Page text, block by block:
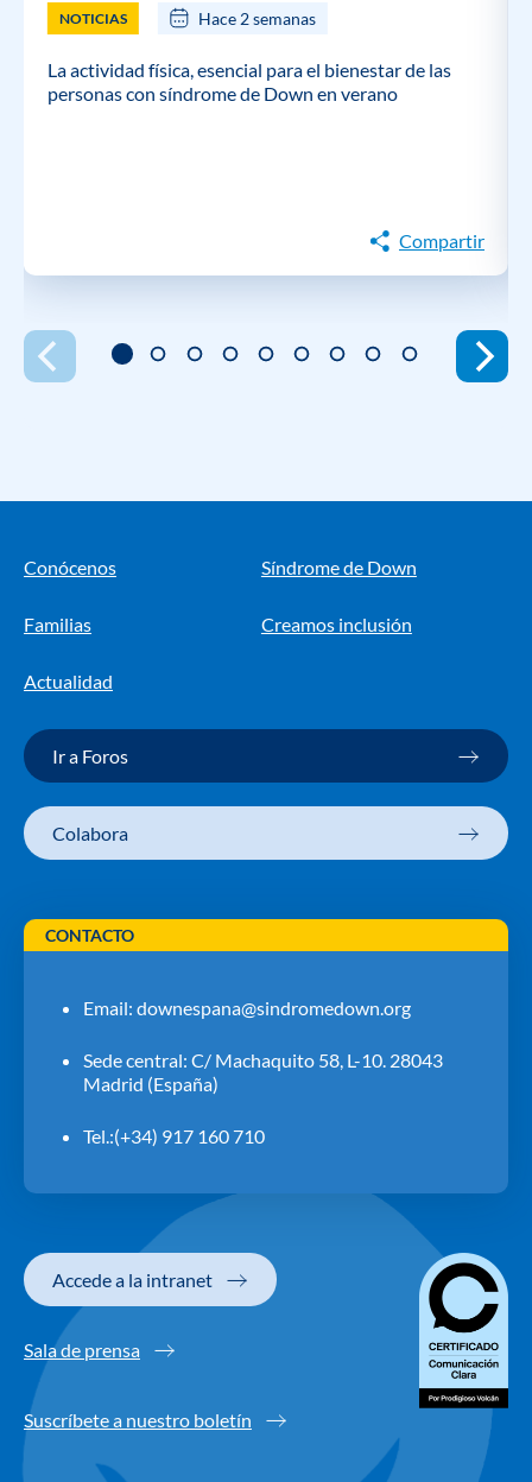
NOTICIAS Hace 2 semanas
La actividad física, esencial para el bienestar de las
personas con síndrome de Down en verano
Compartir
Conócenos Síndrome de Down
Familias Creamos inclusión
Actualidad
Ir a Foros
Colabora
CONTACTO
Email: downespana@sindromedown.org
Sede central: C/ Machaquito 58, L-10. 28043
Madrid (España)
Tel.:(+34) 917 160 710
Accede a la intranet
Sala de prensa
Suscríbete a nuestro boletín